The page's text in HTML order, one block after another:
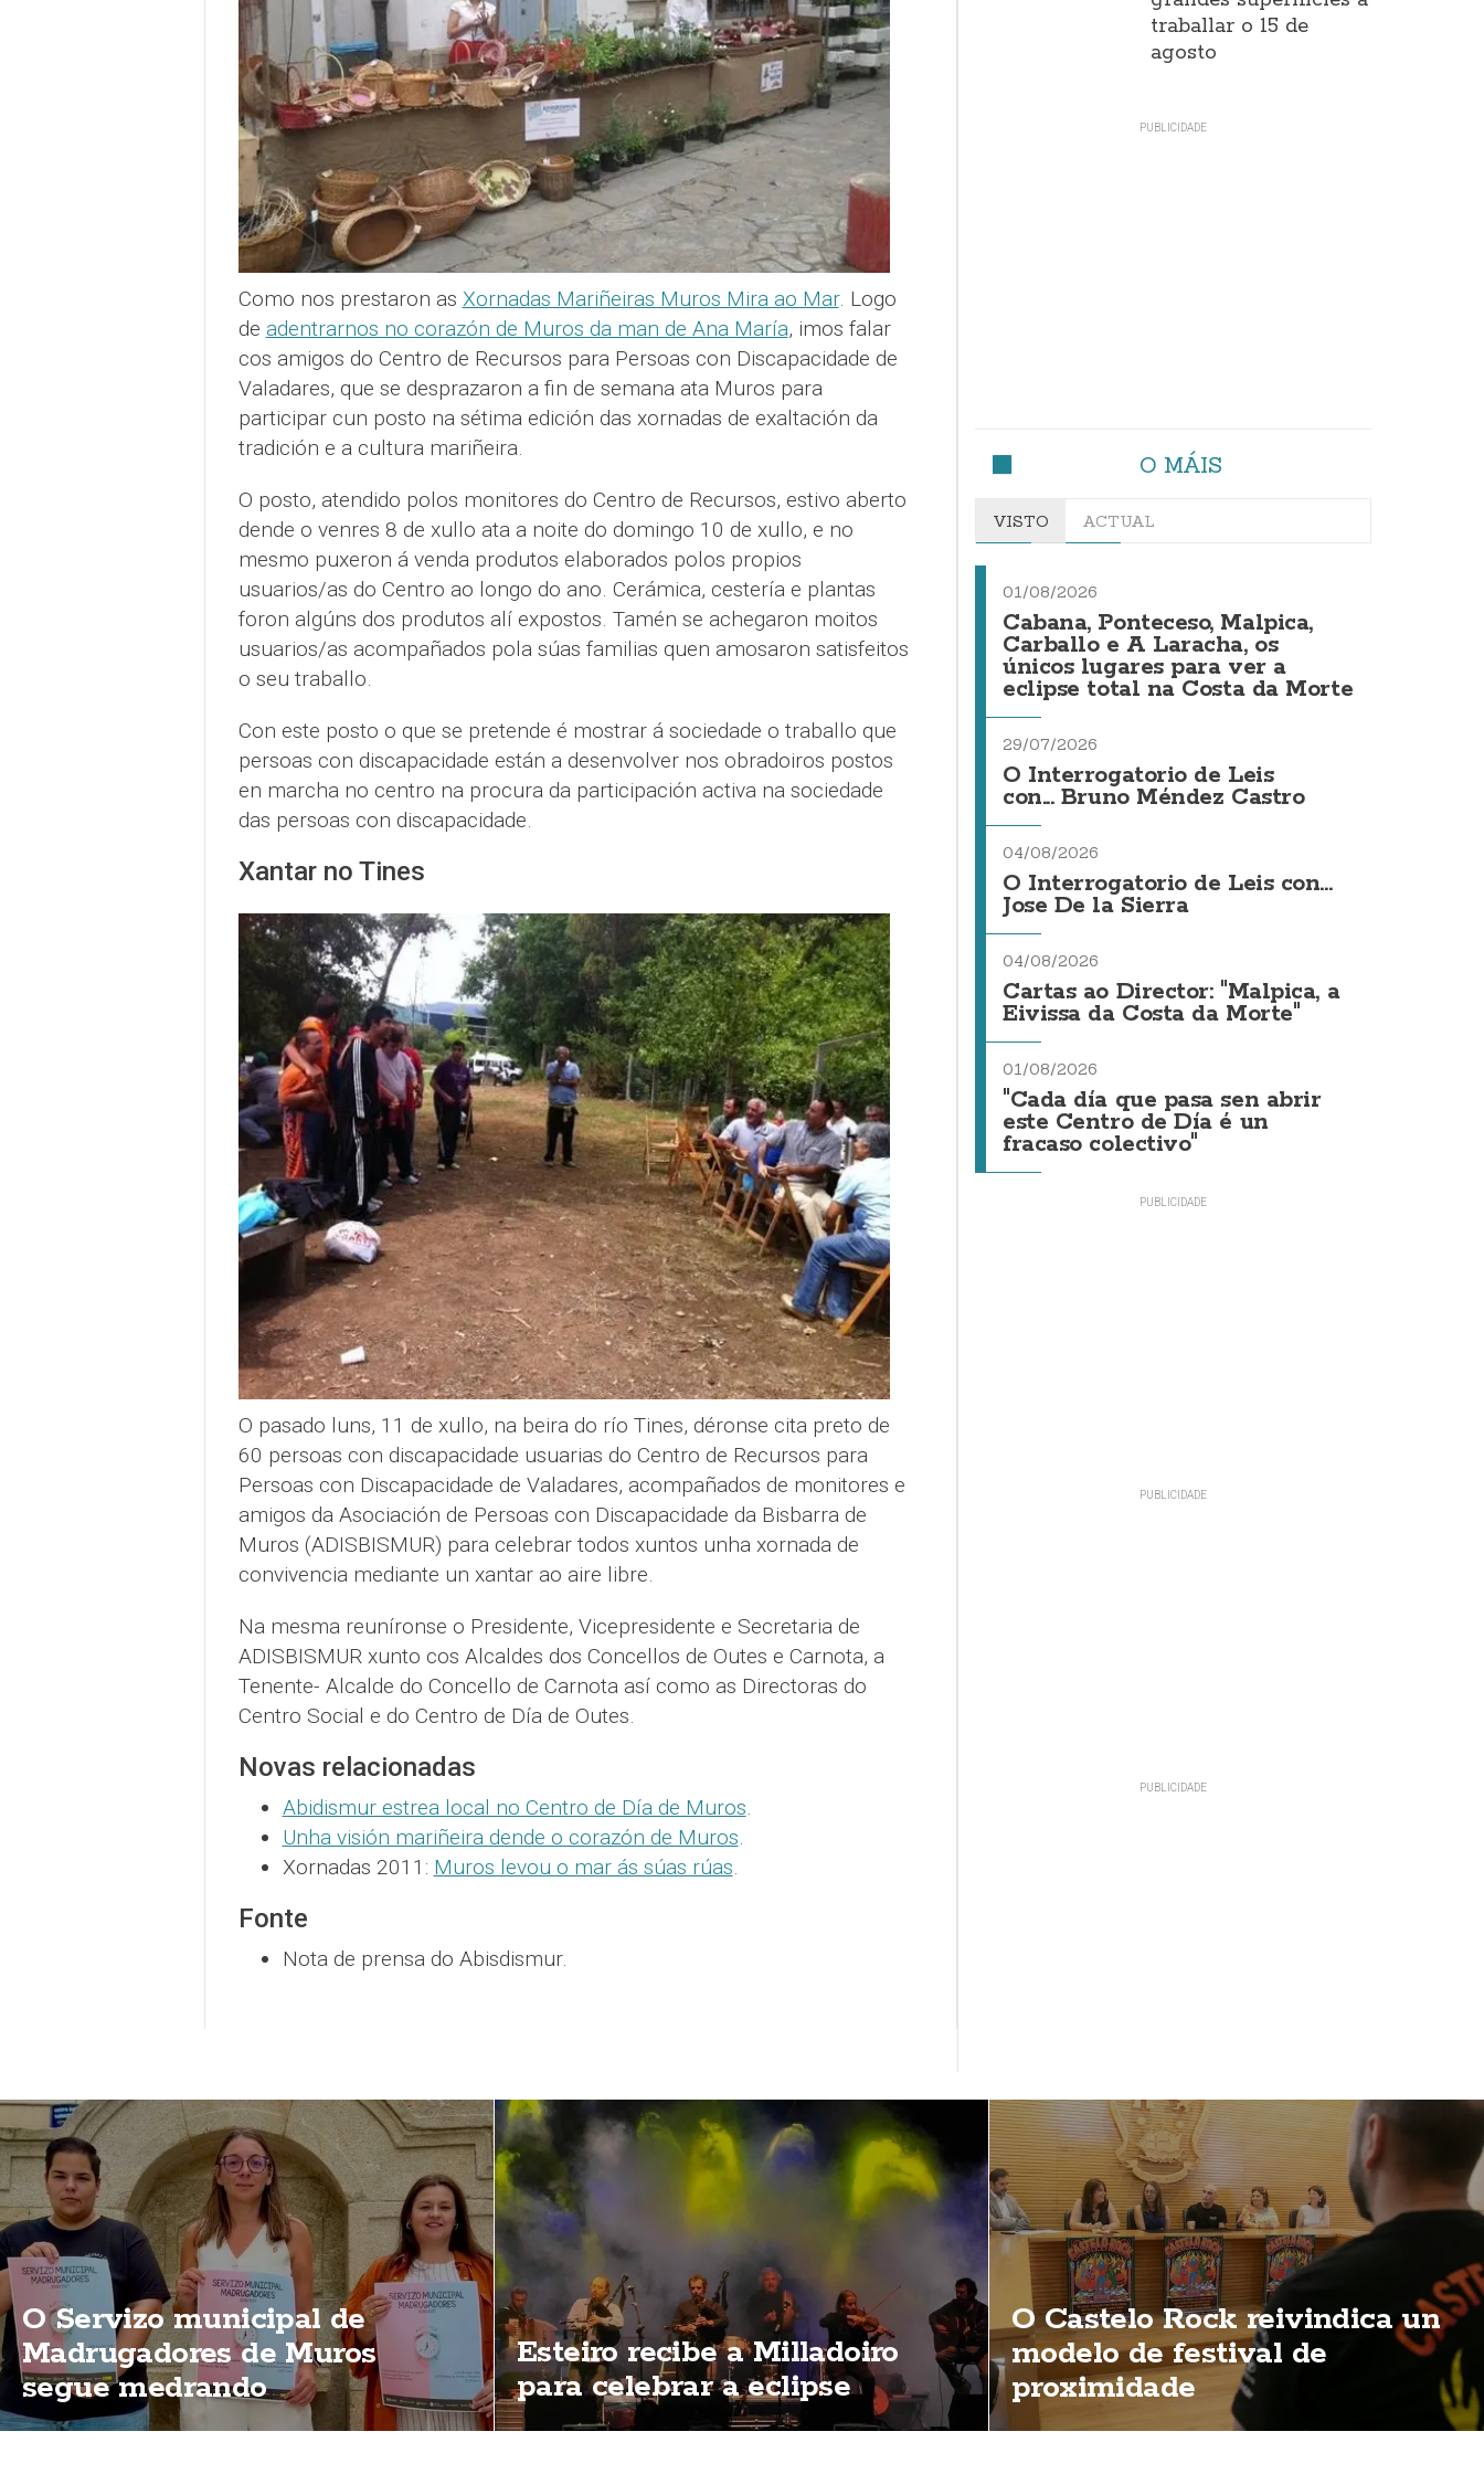
Como nos prestaron as Xornadas Mariñeiras Muros Mira ao Mar. Logo
de adentrarnos no corazón de Muros da man de Ana María, imos falar
cos amigos do Centro de Recursos para Persoas con Discapacidade de
Valadares, que se desprazaron a fin de semana ata Muros para
participar cun posto na sétima edición das xornadas de exaltación da
tradición e a cultura mariñeira.
O posto, atendido polos monitores do Centro de Recursos, estivo aberto
dende o venres 8 de xullo ata a noite do domingo 10 de xullo, e no
mesmo puxeron á venda produtos elaborados polos propios
usuarios/as do Centro ao longo do ano. Cerámica, cestería e plantas
foron algúns dos produtos alí expostos. Tamén se achegaron moitos
usuarios/as acompañados pola súas familias quen amosaron satisfeitos
o seu traballo.
Con este posto o que se pretende é mostrar á sociedade o traballo que
persoas con discapacidade están a desenvolver nos obradoiros postos
en marcha no centro na procura da participación activa na sociedade
das persoas con discapacidade.
Xantar no Tines
O pasado luns, 11 de xullo, na beira do río Tines, déronse cita preto de
60 persoas con discapacidade usuarias do Centro de Recursos para
Persoas con Discapacidade de Valadares, acompañados de monitores e
amigos da Asociación de Persoas con Discapacidade da Bisbarra de
Muros (ADISBISMUR) para celebrar todos xuntos unha xornada de
convivencia mediante un xantar ao aire libre.
Na mesma reuníronse o Presidente, Vicepresidente e Secretaria de
ADISBISMUR xunto cos Alcaldes dos Concellos de Outes e Carnota, a
Tenente- Alcalde do Concello de Carnota así como as Directoras do
Centro Social e do Centro de Día de Outes.
Novas relacionadas
Abidismur estrea local no Centro de Día de Muros.
Unha visión mariñeira dende o corazón de Muros.
Xornadas 2011: Muros levou o mar ás súas rúas.
Fonte
Nota de prensa do Abisdismur.
traballar o 15 de
agosto
O MÁIS
VISTO ACTUAL
01/08/2026
Cabana, Ponteceso, Malpica,
Carballo e A Laracha, os
únicos lugares para ver a
eclipse total na Costa da Morte
29/07/2026
O Interrogatorio de Leis
con... Bruno Méndez Castro
04/08/2026
O Interrogatorio de Leis con...
Jose De la Sierra
04/08/2026
Cartas ao Director: "Malpica, a
Eivissa da Costa da Morte"
01/08/2026
"Cada día que pasa sen abrir
este Centro de Día é un
fracaso colectivo"
O Servizo municipal de
Madrugadores de Muros
segue medrando
Esteiro recibe a Milladoiro
para celebrar a eclipse
O Castelo Rock reivindica un
modelo de festival de
proximidade